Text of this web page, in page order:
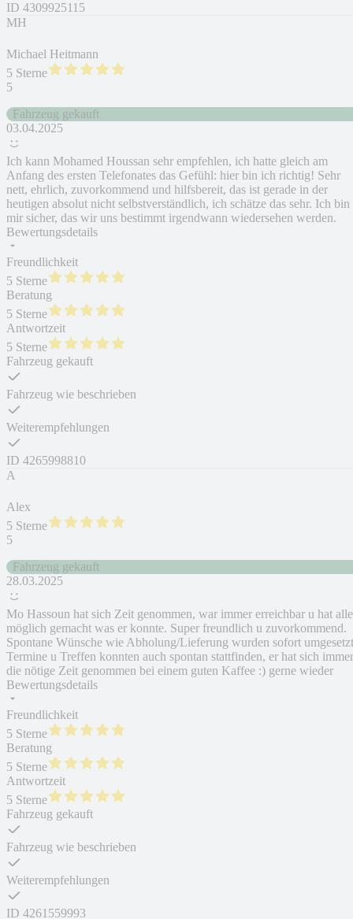
ID 4309925115
MH
Michael Heitmann
5 Sterne
5
Fahrzeug gekauft
03.04.2025
Ich kann Mohamed Houssan sehr empfehlen, ich hatte gleich am
Anfang des ersten Telefonates das Gefühl: hier bin ich richtig! Sehr
nett, ehrlich, zuvorkommend und hilfsbereit, das ist gerade in der
heutigen absolut nicht selbstverständlich, ich schätze das sehr. Ich bin
mir sicher, das wir uns bestimmt irgendwann wiedersehen werden.
Bewertungsdetails
Freundlichkeit
5 Sterne
Beratung
5 Sterne
Antwortzeit
5 Sterne
Fahrzeug gekauft
Fahrzeug wie beschrieben
Weiterempfehlungen
ID 4265998810
A
Alex
5 Sterne
5
Fahrzeug gekauft
28.03.2025
Mo Hassoun hat sich Zeit genommen, war immer erreichbar u hat
möglich gemacht was er konnte. Super freundlich u zuvorkommend.
Spontane Wünsche wie Abholung/Lieferung wurden sofort
Termine u Treffen konnten auch spontan stattfinden, er hat sich immer
die nötige Zeit genommen bei einem guten Kaffee :) gerne wieder
Bewertungsdetails
Freundlichkeit
5 Sterne
Beratung
5 Sterne
Antwortzeit
5 Sterne
Fahrzeug gekauft
Fahrzeug wie beschrieben
Weiterempfehlungen
ID 4261559993